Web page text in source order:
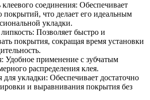
соединения: Обеспечивает
что делает его идеальным
укладки.
Позволяет быстро и
покрытия, сокращая время установки
Удобное применение с зубчатым
распределения клея.
укладки: Обеспечивает достаточно
и выравнивания покрытия без